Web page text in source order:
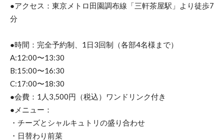
●アクセス：東京メトロ田園調布線「三軒茶屋駅」より徒歩7
分
●時間：完全予約制、1日3回制（各部4名様まで）
A:12:00〜13:30
B:15:00〜16:30
C:17:00〜18:30
●会費：1人3,500円（税込）ワンドリンク付き
●メニュー：
・チーズとシャルキュトリの盛り合わせ
・日替わり前菜